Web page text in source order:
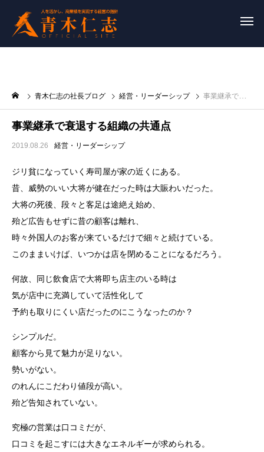
青木仁志の社長ブログ 経営・リーダーシップ 事業継承で衰退する組織の共通点
事業継承で衰退する組織の共通点
2019.08.26 経営・リーダーシップ
ジリ貧になっていく寿司屋が家の近くにある。
昔、威勢のいい大将が健在だった時は大賑わいだった。
大将の死後、段々と客足は途絶え始め、
殆ど広告もせずに昔の顧客は離れ、
時々外国人のお客が来ているだけで細々と続けている。
このままいけば、いつかは店を閉めることになるだろう。
何故、同じ飲食店で大将即ち店主のいる時は
気が店中に充満していて活性化して
予約も取りにくい店だったのにこうなったのか？
シンプルだ。
顧客から見て魅力が足りない。
勢いがない。
のれんにこだわり値段が高い。
殆ど告知されていない。
究極の営業は口コミだが、
口コミを起こすには大きなエネルギーが求められる。